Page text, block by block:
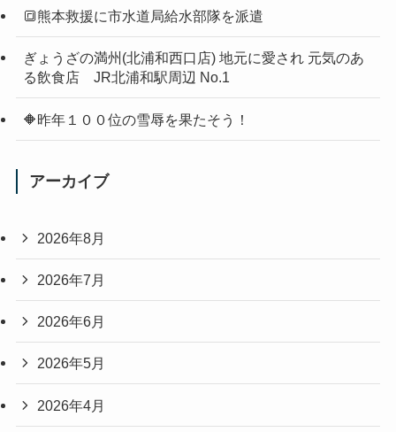
🔳熊本救援に市水道局給水部隊を派遣
ぎょうざの満州(北浦和西口店) 地元に愛され 元気のあ
る飲食店 JR北浦和駅周辺 No.1
🔶昨年１００位の雪辱を果たそう！
アーカイブ
2026年8月
2026年7月
2026年6月
2026年5月
2026年4月